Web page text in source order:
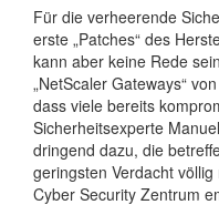
Für die verheerende
erste „Patches“ des
kann aber keine Rede
„NetScaler Gateways“
dass viele bereits
Sicherheitsexperte
dringend dazu, die
geringsten Verdacht
Cyber Security Zentrum